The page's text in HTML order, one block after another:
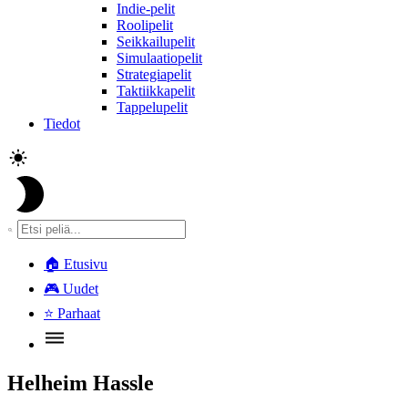
Indie-pelit
Roolipelit
Seikkailupelit
Simulaatiopelit
Strategiapelit
Taktiikkapelit
Tappelupelit
Tiedot
🏠 Etusivu
🎮 Uudet
⭐ Parhaat
Helheim Hassle